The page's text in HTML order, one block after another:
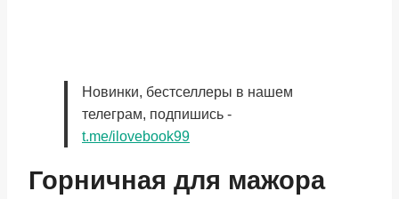
Новинки, бестселлеры в нашем
телеграм, подпишись -
t.me/ilovebook99
Горничная для мажора